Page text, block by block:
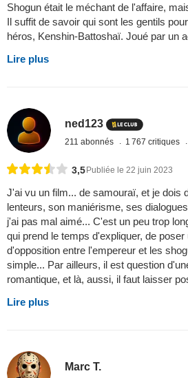
Shogun était le méchant de l'affaire,
Il suffit de savoir qui sont les gentils
héros, Kenshin-Battoshaï. Joué par un
Lire plus
ned123
211 abonnés 1 767 critiques
3,5Publiée le 22 juin 2023
J'ai vu un film... de samouraï, et je dois
lenteurs, son maniérisme, ses
j'ai pas mal aimé... C'est un peu trop
qui prend le temps d'expliquer, de poser
d'opposition entre l'empereur et les
simple... Par ailleurs, il est question
romantique, et là, aussi, il faut laisser
Lire plus
Marc T.